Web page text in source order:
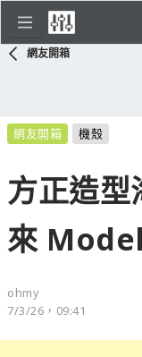
網友開箱
網友開箱 機殼
方正造型
來
ohmy
7/3/26，09:41